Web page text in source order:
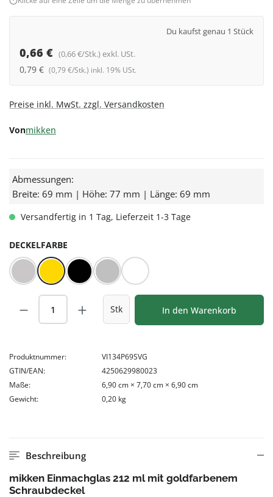
Du kaufst genau 1 Stück
0,66 € (0,66 €/Stk.) exkl. USt.
0,79 € (0,79 €/Stk.) inkl. 19% USt.
Preise inkl. MwSt. zzgl. Versandkosten
Vonmikken
Abmessungen:
Breite: 69 mm | Höhe: 77 mm | Länge: 69 mm
Versandfertig in 1 Tag, Lieferzeit 1-3 Tage
DECKELFARBE
BLUESEAL Silber
Gold Schwarz Silber Weiß
Produkt Anzahl: Gib den gewünschten
Stk In den Warenkorb
Produktnummer:
VI134P69SVG
GTIN/EAN:
4250629980023
Maße:
6,90 cm × 7,70 cm × 6,90 cm
Gewicht:
0,20 kg
Beschreibung
mikken Einmachglas 212 ml mit goldfarbenem
Schraubdeckel